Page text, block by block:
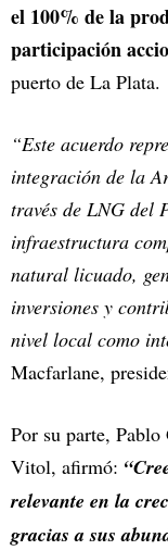
el 100% de la
participación
puerto de La Plata.
“Este acuerdo
integración de la
través de LNG del
infraestructura
natural licuado,
inversiones y
nivel local como
Macfarlane,
Por su parte,
Vitol, afirmó:
relevante en la
gracias a sus